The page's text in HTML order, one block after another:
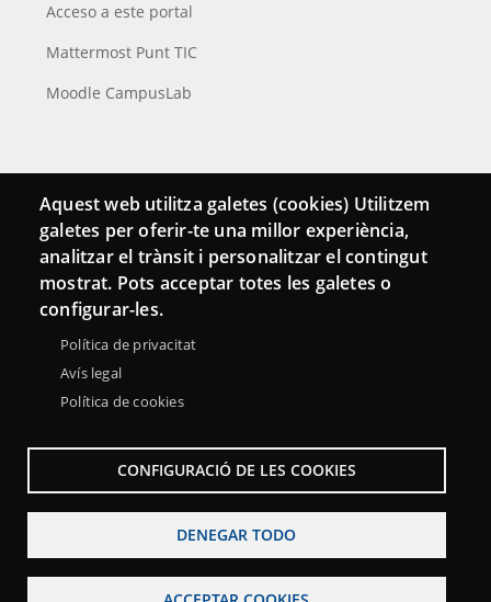
Acceso a este portal
Mattermost Punt TIC
Moodle CampusLab
Conecta
Contacto
Hemeroteca
Aquest web utilitza galetes (cookies) Utilitzem
galetes per oferir-te una millor experiència,
analitzar el trànsit i personalitzar el contingut
mostrat. Pots acceptar totes les galetes o
configurar-les.
Política de privacitat
Avís legal
Política de cookies
CONFIGURACIÓ DE LES COOKIES
DENEGAR TODO
Menu
Sobre la Red Punt TIC Aviso legal Accesibilidad